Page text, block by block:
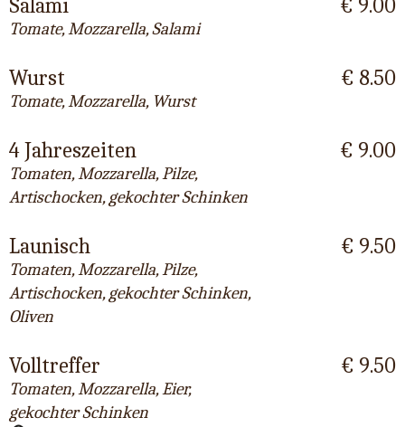
Salami
Tomate, Mozzarella, Salami
€ 9.00
Wurst
Tomate, Mozzarella, Wurst
€ 8.50
4 Jahreszeiten
Tomaten, Mozzarella, Pilze,
Artischocken, gekochter Schinken
€ 9.00
Launisch
Tomaten, Mozzarella, Pilze,
Artischocken, gekochter Schinken,
Oliven
€ 9.50
Volltreffer
Tomaten, Mozzarella, Eier,
gekochter Schinken
€ 9.50